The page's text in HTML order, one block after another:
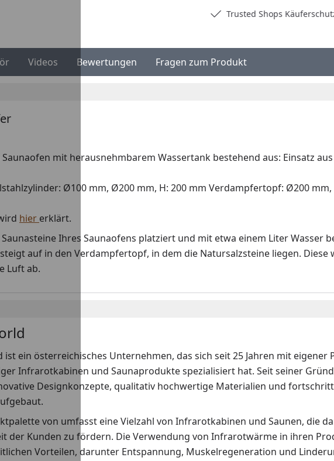
Trusted Shops
Videos Bewertungen Fragen zum Produkt
mit herausnehmbarem Wassertank bestehend aus: Einsatz
Ø100 mm, Ø200 mm, H: 200 mm Verdampfertopf: Ø200 mm,
hier erklärt.
Ihres Saunaofens platziert und mit etwa einem Liter Wasser
auf in den Verdampfertopf, in dem die Natursalzsteine liegen.
Luft ab.
ein österreichisches Unternehmen, das sich seit 25 Jahren mit
Infrarotkabinen und Saunaprodukte spezialisiert hat. Seit seiner
Designkonzepte, qualitativ hochwertige Materialien und
von umfasst eine Vielzahl von Infrarotkabinen und Saunen, die
der Kunden zu fördern. Die Verwendung von Infrarotwärme in ihren
Vorteilen, darunter Entspannung, Muskelregeneration und